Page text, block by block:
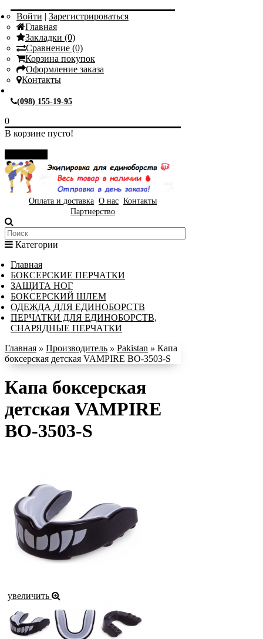
Войти | Зарегистрироваться
Главная
Закладки (0)
Сравнение (0)
Корзина покупок
Оформление заказа
Контакты
(098) 155-19-95
0
В корзине пусто!
Оплата и доставка О нас Контакты
Партнерство
Категории
Главная
БОКСЕРСКИЕ ПЕРЧАТКИ
ЗАЩИТА НОГ
БОКСЕРСКИЙ ШЛЕМ
ОДЕЖДА ДЛЯ ЕДИНОБОРСТВ
ПЕРЧАТКИ ДЛЯ ЕДИНОБОРСТВ,
СНАРЯДНЫЕ ПЕРЧАТКИ
Главная » Производитель » Pakistan » Капа
боксерская детская VAMPIRE BO-3503-S
Капа боксерская
детская VAMPIRE
BO-3503-S
увеличить